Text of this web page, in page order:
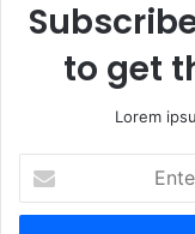
to get
Lorem
your
Email